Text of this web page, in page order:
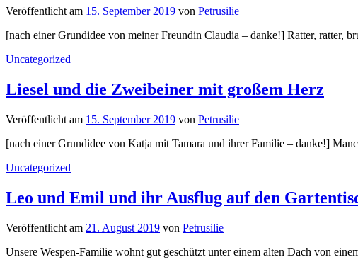
Veröffentlicht am 15. September 2019 von Petrusilie
[nach einer Grundidee von meiner Freundin Claudia – danke!] Ratter,
Uncategorized
Liesel und die Zweibeiner mit großem Herz
Veröffentlicht am 15. September 2019 von Petrusilie
[nach einer Grundidee von Katja mit Tamara und ihrer Familie – danke!]
Uncategorized
Leo und Emil und ihr Ausflug auf den
Veröffentlicht am 21. August 2019 von Petrusilie
Unsere Wespen-Familie wohnt gut geschützt unter einem alten Dach von